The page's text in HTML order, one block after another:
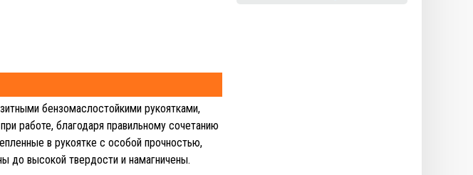
бензомаслостойкими рукоятками,
работе, благодаря правильному сочетанию
в рукоятке с особой прочностью,
до высокой твердости и намагничены.